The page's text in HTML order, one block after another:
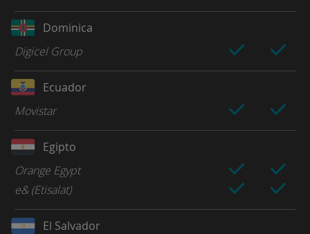
Dominica
Digicel Group
Ecuador
Movistar
Egipto
Orange Egypt
e& (Etisalat)
El Salvador